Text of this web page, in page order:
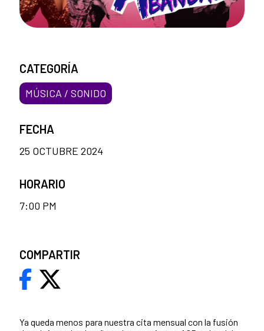
Ya queda menos para nuestra cita mensual con la fusión
CATEGORÍA
MÚSICA / SONIDO
FECHA
25 OCTUBRE 2024
HORARIO
7:00 PM
COMPARTIR